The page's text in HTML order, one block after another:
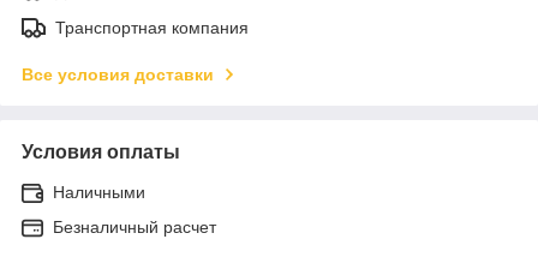
Транспортная компания
Все условия доставки
Условия оплаты
Наличными
Безналичный расчет